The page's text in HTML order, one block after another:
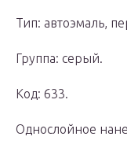
Тип: автоэмаль,
Группа: серый.
Код: 633.
Однослойное